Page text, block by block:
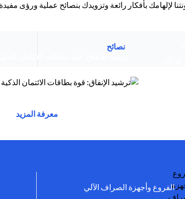
لإلهامك بأفكار رائعة وتزويدك بنصائح عملية ورؤى
نصائح
ترشيد الإنفاق: قوة بطاقات الائتمان الذكية
معرفة المزيد
الفروع وأجهزة الصراف الآلي
(opens in a new tab)